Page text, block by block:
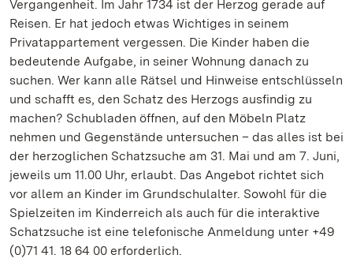
Vergangenheit. Im Jahr 1734 ist der Herzog gerade auf
Reisen. Er hat jedoch etwas Wichtiges in seinem
Privatappartement vergessen. Die Kinder haben die
bedeutende Aufgabe, in seiner Wohnung danach zu
suchen. Wer kann alle Rätsel und Hinweise entschlüsseln
und schafft es, den Schatz des Herzogs ausfindig zu
machen? Schubladen öffnen, auf den Möbeln Platz
nehmen und Gegenstände untersuchen – das alles ist bei
der herzoglichen Schatzsuche am 31. Mai und am 7. Juni,
jeweils um 11.00 Uhr, erlaubt. Das Angebot richtet sich
vor allem an Kinder im Grundschulalter. Sowohl für die
Spielzeiten im Kinderreich als auch für die interaktive
Schatzsuche ist eine telefonische Anmeldung unter +49
(0)71 41. 18 64 00 erforderlich.